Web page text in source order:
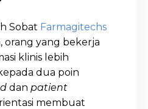
Sobat Farmagitechs
orang yang bekerja
klinis lebih
dua poin
dan patient
membuat